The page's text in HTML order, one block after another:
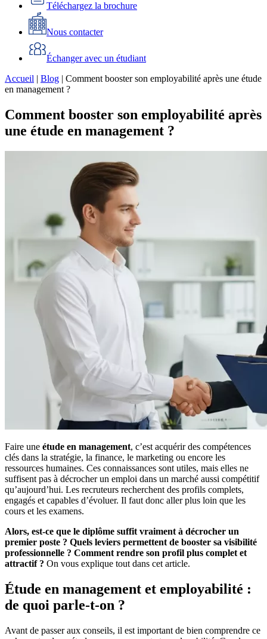
Téléchargez la brochure
Nous contacter
Échanger avec un étudiant
Accueil | Blog | Comment booster son employabilité après une étude
en management ?
Comment booster son employabilité après
une étude en management ?
Faire une étude en management, c’est acquérir des compétences
clés dans la stratégie, la finance, le marketing ou encore les
ressources humaines. Ces connaissances sont utiles, mais elles ne
suffisent pas à décrocher un emploi dans un marché aussi compétitif
qu’aujourd’hui. Les recruteurs recherchent des profils complets,
engagés et capables d’évoluer. Il faut donc aller plus loin que les
cours et les examens.
Alors, est-ce que le diplôme suffit vraiment à décrocher un
premier poste ? Quels leviers permettent de booster sa visibilité
professionnelle ? Comment rendre son profil plus complet et
attractif ? On vous explique tout dans cet article.
Étude en management et employabilité :
de quoi parle-t-on ?
Avant de passer aux conseils, il est important de bien comprendre ce